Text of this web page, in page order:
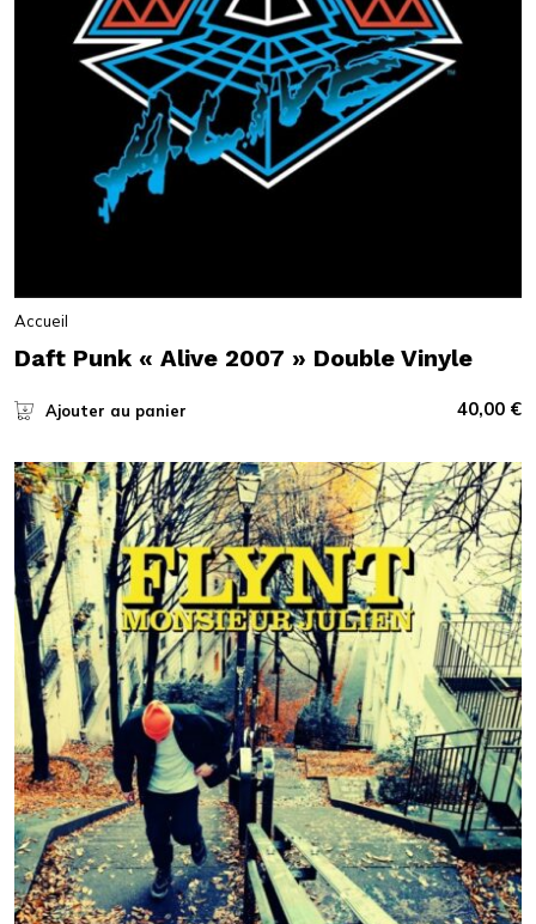
Accueil
Daft Punk « Alive 2007 » Double Vinyle
Ajouter au panier 40,00 €